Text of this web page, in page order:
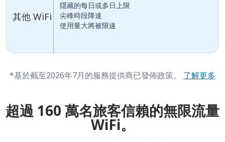
其他 WiFi
隱藏的每日或多日上限
尖峰時段降速
使用量大將被限速
*基於截至2026年7月的服務提供商已發佈政策。 了解更多
超過 160 萬名旅客信賴的無限流量
WiFi。